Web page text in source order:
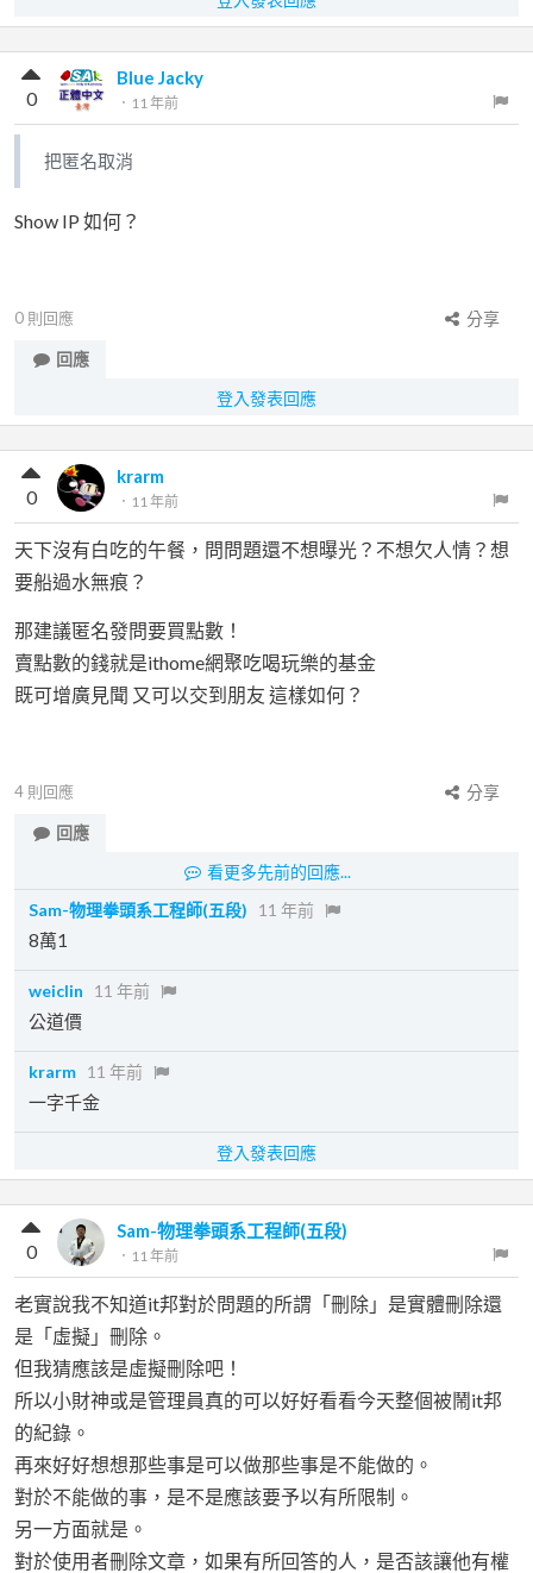
Blue Jacky
． 11 年前
0
把匿名取消
Show IP 如何？
0 則回應
分享
回應
登入發表回應
krarm
． 11 年前
0
天下沒有白吃的午餐，問問題還不想曝光？不想欠人情？想
要船過水無痕？
那建議匿名發問要買點數！
賣點數的錢就是ithome網聚吃喝玩樂的基金
既可增廣見聞 又可以交到朋友 這樣如何？
4 則回應
分享
回應
看更多先前的回應...
Sam-物理拳頭系工程師(五段)
11 年前
8萬1
weiclin 11 年前
公道價
krarm 11 年前
一字千金
登入發表回應
Sam-物理拳頭系工程師(五段)
． 11 年前
0
老實說我不知道it邦對於問題的所謂「刪除」是實體刪除還
是「虛擬」刪除。
但我猜應該是虛擬刪除吧！
所以小財神或是管理員真的可以好好看看今天整個被鬧it邦
的紀錄。
再來好好想想那些事是可以做那些事是不能做的。
對於不能做的事，是不是應該要予以有所限制。
另一方面就是。
對於使用者刪除文章，如果有所回答的人，是否該讓他有權